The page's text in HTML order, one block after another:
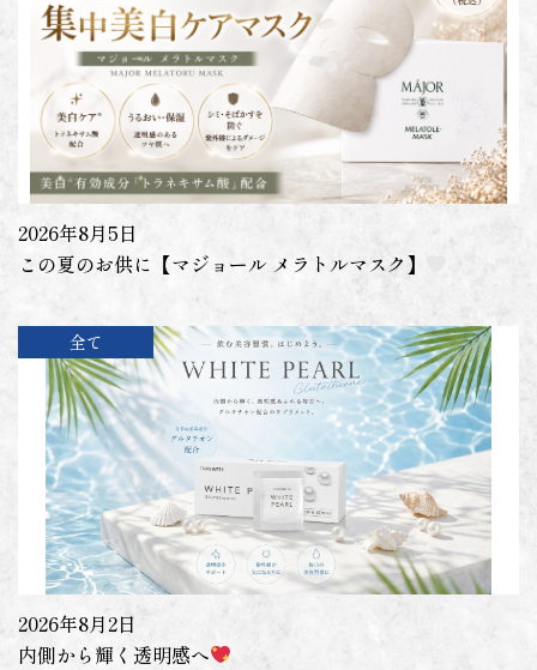
2026年8月5日
この夏のお供に【マジョール メラトルマスク】
全て
2026年8月2日
内側から輝く透明感へ